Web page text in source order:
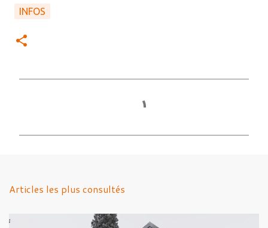
INFOS
Articles les plus consultés